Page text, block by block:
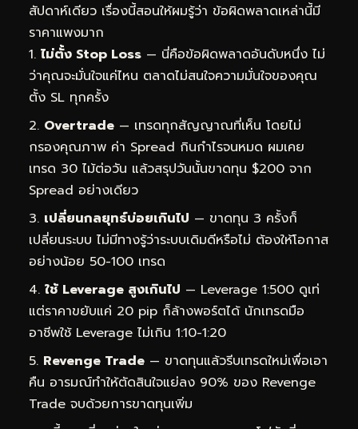
สัปดาห์เดียว เรื่องนี้สอนให้ผมรู้ว่า ข้อผิดพลาดเหล่านี้มี
ราคาแพงมาก
ไม่ตั้ง Stop Loss — นี่คือข้อผิดพลาดอันดับหนึ่ง ไม่
ว่าคุณจะมั่นใจแค่ไหน ตลาดไม่สนใจความมั่นใจของคุณ
ตั้ง SL ทุกครั้ง
Overtrade — เทรดทุกสัญญาณที่เห็น โดยไม่
กรองคุณภาพ ค่า Spread กินกำไรจนหมด ผมเคย
เทรด 30 ไม้ต่อวัน แล้วสรุปวันนั้นขาดทุน $200 จาก
Spread อย่างเดียว
เปลี่ยนกลยุทธ์บ่อยเกินไป — ขาดทุน 3 ครั้งก็
เปลี่ยนระบบ ไม่มีทางรู้ว่าระบบเดิมดีหรือไม่ ต้องให้โอกาส
อย่างน้อย 50-100 เทรด
ใช้ Leverage สูงเกินไป — Leverage 1:500 ดูเท่
แต่ราคาขยับแค่ 20 pip ก็ล้างพอร์ตได้ นักเทรดมือ
อาชีพใช้ Leverage ไม่เกิน 1:10-1:20
Revenge Trade — ขาดทุนแล้วรีบเทรดใหม่เพื่อเอา
คืน อารมณ์ทำให้ตัดสินใจแย่ลง 90% ของ Revenge
Trade จบด้วยการขาดทุนเพิ่ม